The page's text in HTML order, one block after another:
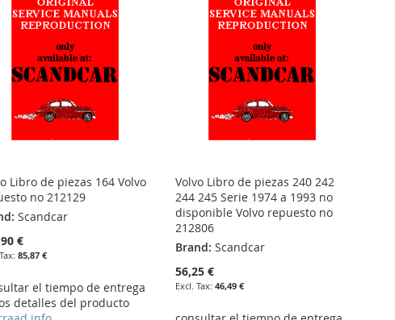
Libro de piezas 164 Volvo
no 212129
Scandcar
€
85,87 €
el tiempo de entrega
detalles del producto
Volvo Libro de piezas 240 242
244 245 Serie 1974 a 1993 no
disponible Volvo repuesto no
212806
Brand: Scandcar
56,25 €
46,49 €